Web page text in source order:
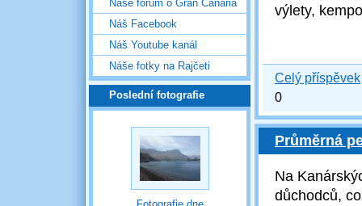
Naše fórum o Gran Canaria
Náš Facebook
Náš Youtube kanál
Náše fotky na Rajčeti
Poslední fotografie
výlety,
Celý příspěvek
0
Průměrná
Na
důchodců,